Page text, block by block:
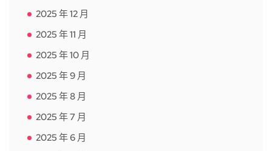
2025 年 12 月
2025 年 11 月
2025 年 10 月
2025 年 9 月
2025 年 8 月
2025 年 7 月
2025 年 6 月